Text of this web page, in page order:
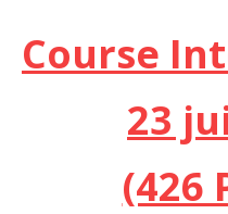
Course
23
(426